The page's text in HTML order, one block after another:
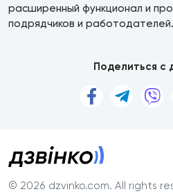
расширенный функционал и
подрядчиков и работодателей.
Поделиться с
© 2026 dzvinko.com. All rights